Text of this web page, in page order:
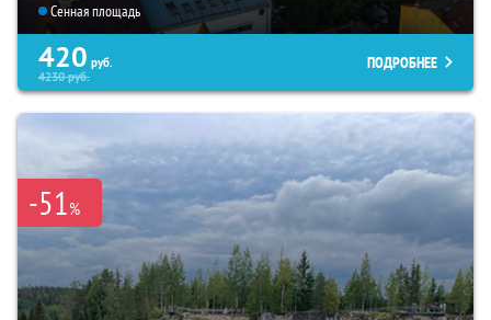
Сенная площадь
420 руб.
4230руб.
ПОДРОБНЕЕ
-51%